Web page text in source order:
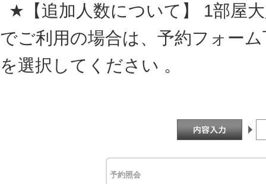
★【追加人数について】 1部屋
でご利用の場合は、予約フォー
を選択してください 。
予約照会